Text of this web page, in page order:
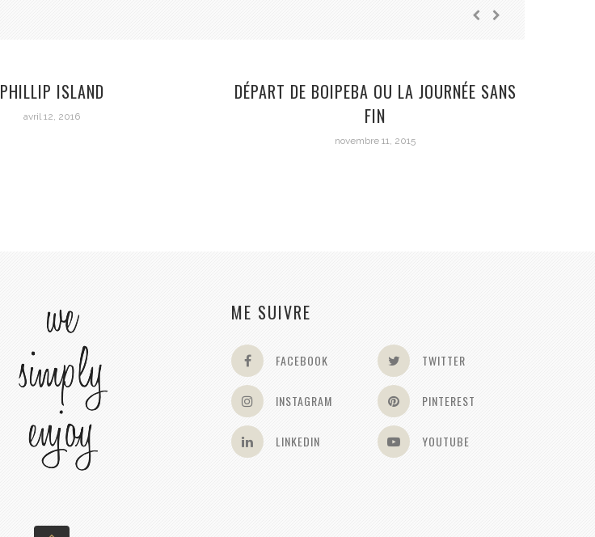
PHILLIP ISLAND
avril 12, 2016
DÉPART DE BOIPEBA OU LA JOURNÉE SANS
FIN
novembre 11, 2015
ME SUIVRE
FACEBOOK TWITTER
INSTAGRAM PINTEREST
LINKEDIN YOUTUBE